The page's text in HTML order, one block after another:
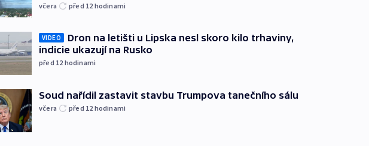
včera před 12 hodinami
VIDEO
Dron na letišti u Lipska nesl skoro kilo trhaviny,
indicie ukazují na Rusko
před 12 hodinami
Soud nařídil zastavit stavbu Trumpova tanečního sálu
včera před 12 hodinami